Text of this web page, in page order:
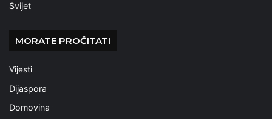
Svijet
MORATE PROČITATI
Vijesti
Dijaspora
Domovina